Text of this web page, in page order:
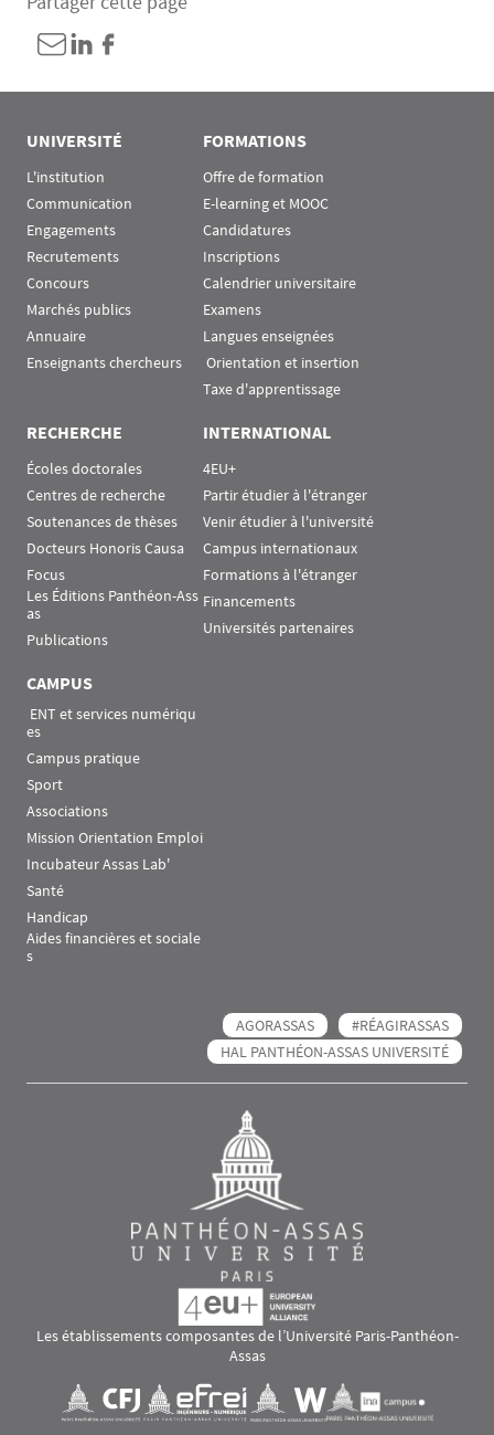
UNIVERSITÉ
L'institution
Communication
Engagements
Recrutements
Concours
Marchés publics
Annuaire
Enseignants chercheurs
FORMATIONS
Offre de formation
E-learning et MOOC
Candidatures
Inscriptions
Calendrier universitaire
Examens
Langues enseignées
Orientation et insertion
Taxe d'apprentissage
RECHERCHE
Écoles doctorales
Centres de recherche
Soutenances de thèses
Docteurs Honoris Causa
Focus
Les Éditions Panthéon-Ass
as
Publications
INTERNATIONAL
4EU+
Partir étudier à l'étranger
Venir étudier à l'université
Campus internationaux
Formations à l'étranger
Financements
Universités partenaires
CAMPUS
es
Campus pratique
Sport
Associations
Mission Orientation Emploi
Incubateur Assas Lab'
Santé
Handicap
Aides financières et sociale
s
AGORASSAS
#RÉAGIRASSAS
HAL PANTHÉON-ASSAS UNIVERSITÉ
Les établissements composantes de l’Université Paris-Panthéon-
Assas
Visuel svgVisuel svg Visuel svgVisuel svg